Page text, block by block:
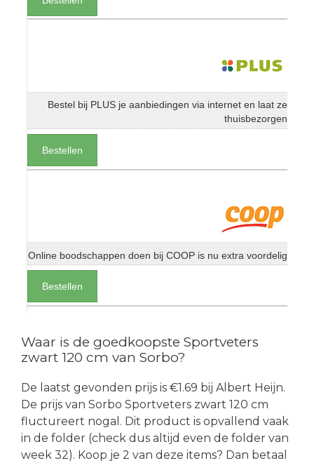
Bestel bij PLUS je aanbiedingen via internet en laat ze
thuisbezorgen
Bestellen
Online boodschappen doen bij COOP is nu extra voordelig
Bestellen
Waar is de goedkoopste Sportveters
zwart 120 cm van Sorbo?
De laatst gevonden prijs is €1.69 bij Albert Heijn.
De prijs van Sorbo Sportveters zwart 120 cm
fluctureert nogal. Dit product is opvallend vaak
in de folder (check dus altijd even de folder van
week 32). Koop je 2 van deze items? Dan betaal